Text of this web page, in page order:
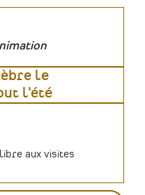
le
l'été
aux visites